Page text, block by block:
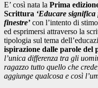
E’ così nata la Prima
Scrittura ‘Educare significa
finestre’ con l’intento di
ed esprimersi attraverso la
tipologia sul tema
ispirazione dalle parole del
l’unica differenza tra gli
ragazzo tutto quello che
aggiunge qualcosa e così